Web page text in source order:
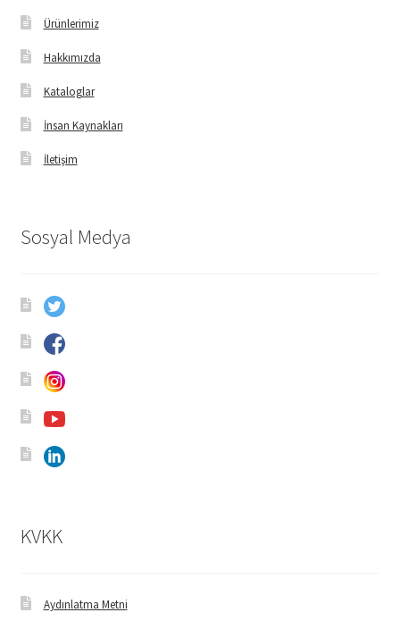
Ürünlerimiz
Hakkımızda
Kataloglar
İnsan Kaynakları
İletişim
Sosyal Medya
KVKK
Aydınlatma Metni